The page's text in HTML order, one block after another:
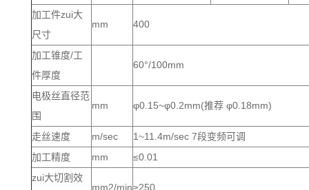
加工件zui大
尺寸
mm 400
加工锥度/工
件厚度
60°/100mm
电极丝直径范
围
mm φ0.15~φ0.2mm(推荐 φ0.18mm)
走丝速度 m/sec
1~11.4m/sec 7段变频可调
加工精度
mm
≤0.01
zui大切割效
mm2/min≥250